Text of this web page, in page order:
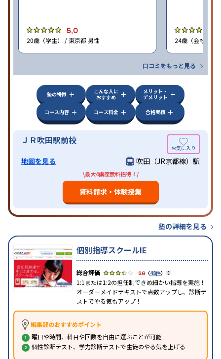
5.0
20歳（学生） / 東京都 男性 24歳（会社員<
口コミをもっと見る
塾の特徴
こんな人に
おすすめ
メリット・
デメリット
コース内容
コース料金 合格実績
ＪＲ吹田駅前校
地図を見る 吹田（JR京都線）駅
\最大4講座無料招待！/
資料請求・体験授業
塾の詳細を見る
個別指導スクールIE
3.8（48件） ※
1:1または1:2の担任制できめ細かい指導を実施！
オーダーメイドテキストで点数アップし、診断テ
ストでやる気もアップ！
編集部のおすすめポイント
曜日や時間、科目や回数を自由に選ぶことが可能
個性診断テスト、学力診断テストで生徒のやる気を上げる